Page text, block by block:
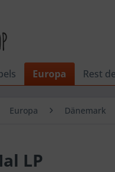
Europa Rest
Europa Dänemark
LP